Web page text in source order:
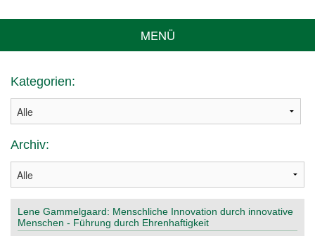
MENÜ
Kategorien:
Archiv:
Lene Gammelgaard: Menschliche Innovation durch innovative
Menschen - Führung durch Ehrenhaftigkeit